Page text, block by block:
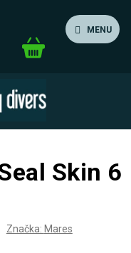
MENU
Nákupní
Skin 6
Značka: Mares